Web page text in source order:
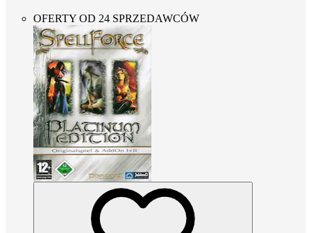
OFERTY OD 24 SPRZEDAWCÓW